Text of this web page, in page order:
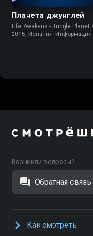
Планета джунглей
Life Awakens - Jungle Planet •
2015, Испания, Информация
Возникли вопросы?
Обратная связь
Как смотреть